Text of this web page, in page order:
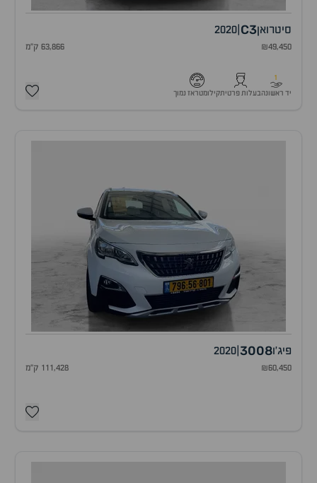
סיטרואןC3
2020
₪49,450 63,866 ק"מ
1
יד ראשונהבעלות פרטיתקילומטראז נמוך
פיג'ו3008
2020
₪60,450 111,428 ק"מ